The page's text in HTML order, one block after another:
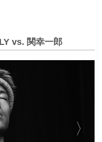
vs. 関幸一郎